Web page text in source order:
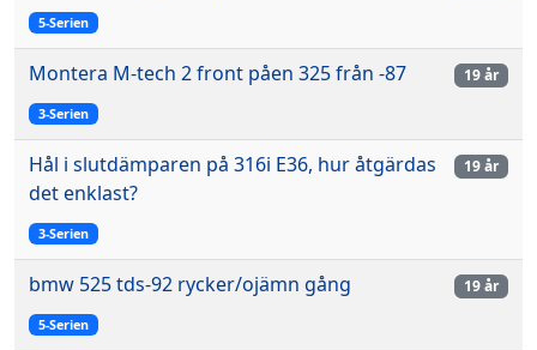
5-Serien
Montera M-tech 2 front påen 325 från -87
3-Serien
19 år
Hål i slutdämparen på 316i E36, hur åtgärdas
det enklast?
3-Serien
19 år
bmw 525 tds-92 rycker/ojämn gång
5-Serien
19 år